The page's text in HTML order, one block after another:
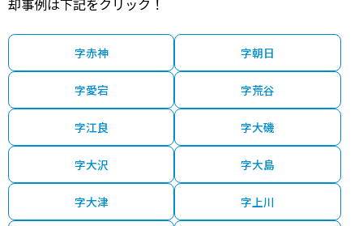
字赤神 字朝日
字愛宕 字荒谷
字江良 字大磯
字大沢 字大島
字大津 字上川